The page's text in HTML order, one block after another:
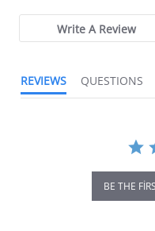
Write A Review
REVIEWS QUESTIONS
BE THE